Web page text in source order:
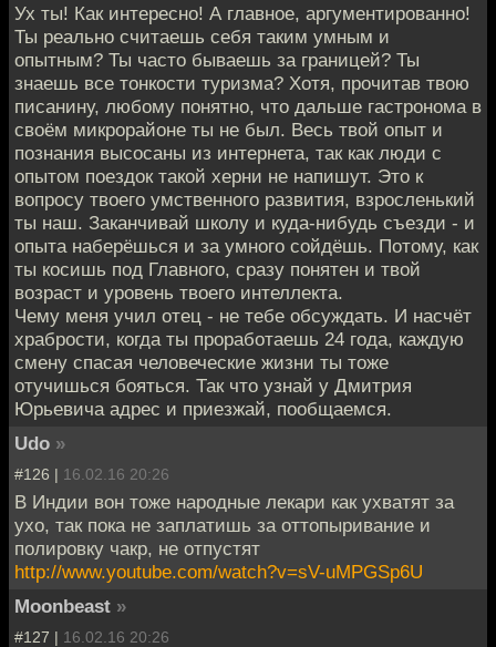
Ух ты! Как интересно! А главное, аргументированно!
Ты реально считаешь себя таким умным и
опытным? Ты часто бываешь за границей? Ты
знаешь все тонкости туризма? Хотя, прочитав твою
писанину, любому понятно, что дальше гастронома в
своём микрорайоне ты не был. Весь твой опыт и
познания высосаны из интернета, так как люди с
опытом поездок такой херни не напишут. Это к
вопросу твоего умственного развития, взросленький
ты наш. Заканчивай школу и куда-нибудь съезди - и
опыта наберёшься и за умного сойдёшь. Потому, как
ты косишь под Главного, сразу понятен и твой
возраст и уровень твоего интеллекта.
Чему меня учил отец - не тебе обсуждать. И насчёт
храбрости, когда ты проработаешь 24 года, каждую
смену спасая человеческие жизни ты тоже
отучишься бояться. Так что узнай у Дмитрия
Юрьевича адрес и приезжай, пообщаемся.
Udo »
#126 | 16.02.16 20:26
В Индии вон тоже народные лекари как ухватят за
ухо, так пока не заплатишь за оттопыривание и
полировку чакр, не отпустят
http://www.youtube.com/watch?v=sV-uMPGSp6U
Moonbeast »
#127 | 16.02.16 20:26